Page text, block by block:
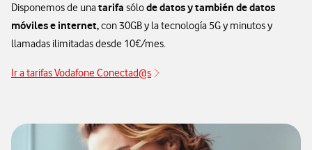
Disponemos de unatarifa sólode datos y también de datos
móviles e internet,con 30GB y la tecnología 5G y minutos y
llamadas ilimitadas desde 10€/mes.
Ir a tarifas Vodafone Conectad@s